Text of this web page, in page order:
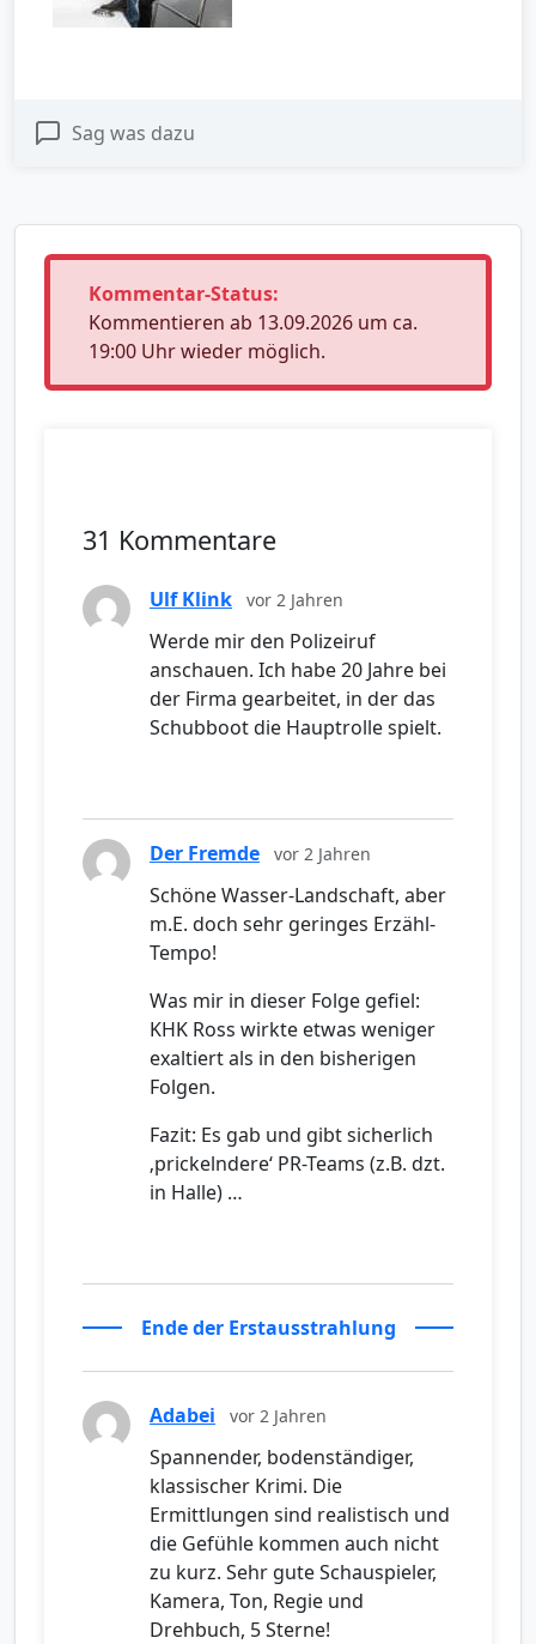
Sag was dazu
Kommentar-Status:
Kommentieren ab 13.09.2026 um ca.
19:00 Uhr wieder möglich.
31 Kommentare
Ulf Klink vor 2 Jahren
Werde mir den Polizeiruf
anschauen. Ich habe 20 Jahre bei
der Firma gearbeitet, in der das
Schubboot die Hauptrolle spielt.
Der Fremde vor 2 Jahren
Schöne Wasser-Landschaft, aber
m.E. doch sehr geringes Erzähl-
Tempo!
Was mir in dieser Folge gefiel:
KHK Ross wirkte etwas weniger
exaltiert als in den bisherigen
Folgen.
Fazit: Es gab und gibt sicherlich
‚prickelndere‘ PR-Teams (z.B. dzt.
in Halle) …
Ende der Erstausstrahlung
Adabei vor 2 Jahren
Spannender, bodenständiger,
klassischer Krimi. Die
Ermittlungen sind realistisch und
die Gefühle kommen auch nicht
zu kurz. Sehr gute Schauspieler,
Kamera, Ton, Regie und
Drehbuch, 5 Sterne!